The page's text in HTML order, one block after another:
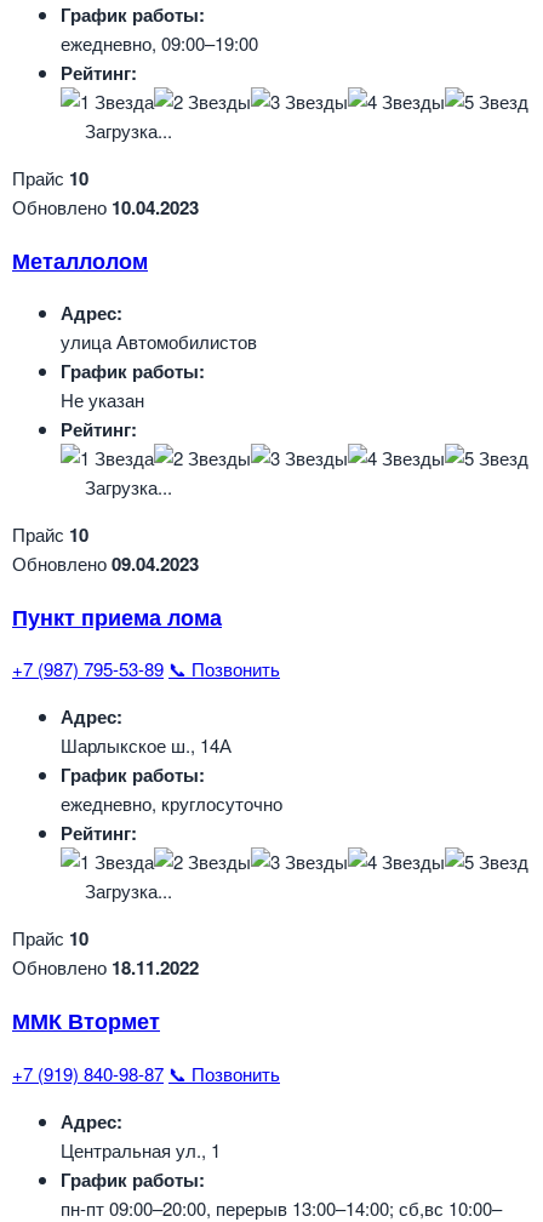
График работы:
ежедневно, 09:00–19:00
Рейтинг:
Загрузка...
Прайс 10
Обновлено 10.04.2023
Металлолом
Адрес:
улица Автомобилистов
График работы:
Не указан
Рейтинг:
Загрузка...
Прайс 10
Обновлено09.04.2023
Пункт приема лома
+7 (987) 795-53-89 📞 Позвонить
Адрес:
Шарлыкское ш., 14А
График работы:
ежедневно, круглосуточно
Рейтинг:
Загрузка...
Прайс 10
Обновлено 18.11.2022
ММК Втормет
+7 (919) 840-98-87 📞 Позвонить
Адрес:
Центральная ул., 1
График работы:
пн-пт 09:00–20:00, перерыв 13:00–14:00; сб,вс 10:00–